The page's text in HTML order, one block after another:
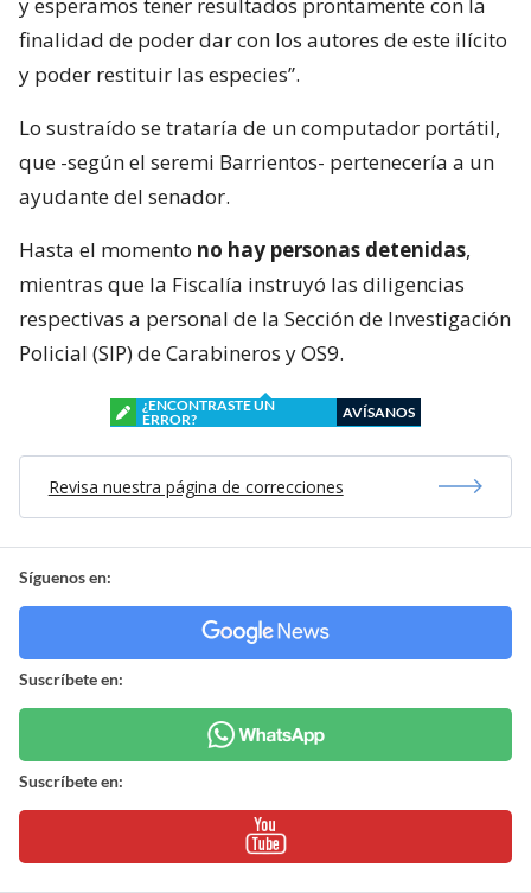
finalidad de poder dar con los autores de este ilícito
y poder restituir las especies”.
Lo sustraído se trataría de un computador portátil,
que -según el seremi Barrientos- pertenecería a un
ayudante del senador.
Hasta el momento no hay personas detenidas,
mientras que la Fiscalía instruyó las diligencias
respectivas a personal de la Sección de Investigación
Policial (SIP) de Carabineros y OS9.
¿ENCONTRASTE UN
ERROR?
AVÍSANOS
Revisa nuestra página de correcciones
Síguenos en:
Suscríbete en:
Suscríbete en: